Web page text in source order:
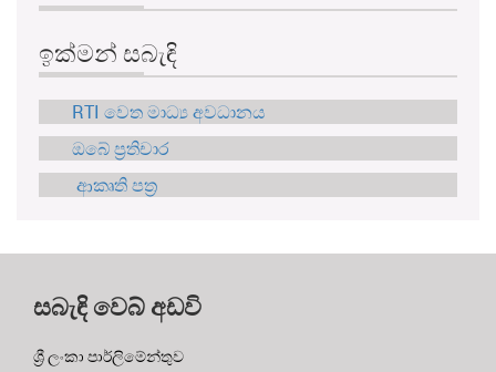
ඉක්මන් සබැඳි
RTI වෙත මාධ්‍ය අවධානය
ඔබේ ප්‍රතිචාර
ආකෘති පත්‍ර
සබැඳි වෙබ් අඩවි
ශ්‍රී ලංකා පාර්ලිමේන්තුව